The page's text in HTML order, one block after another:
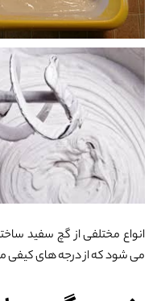
انواع مختلفی از گچ سفید
می شود که از درجه های کیفی